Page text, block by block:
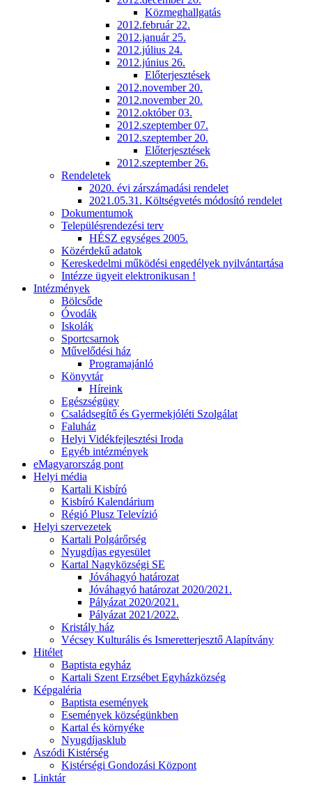
Közmeghallgatás
2012.február 22.
2012.január 25.
2012.július 24.
2012.június 26.
Előterjesztések
2012.november 20.
2012.november 20.
2012.október 03.
2012.szeptember 07.
2012.szeptember 20.
Előterjesztések
2012.szeptember 26.
Rendeletek
2020. évi zárszámadási rendelet
2021.05.31. Költségvetés módosító rendelet
Dokumentumok
Településrendezési terv
HÉSZ egységes 2005.
Közérdekű adatok
Kereskedelmi működési engedélyek nyilvántartása
Intézze ügyeit elektronikusan !
Intézmények
Bölcsőde
Óvodák
Iskolák
Sportcsarnok
Művelődési ház
Programajánló
Könyvtár
Híreink
Egészségügy
Családsegítő és Gyermekjóléti Szolgálat
Faluház
Helyi Vidékfejlesztési Iroda
Egyéb intézmények
eMagyarország pont
Helyi média
Kartali Kisbíró
Kisbíró Kalendárium
Régió Plusz Televízió
Helyi szervezetek
Kartali Polgárőrség
Nyugdíjas egyesület
Kartal Nagyközségi SE
Jóváhagyó határozat
Jóváhagyó határozat 2020/2021.
Pályázat 2020/2021.
Pályázat 2021/2022.
Kristály ház
Vécsey Kulturális és Ismeretterjesztő Alapítvány
Hitélet
Baptista egyház
Kartali Szent Erzsébet Egyházközség
Képgaléria
Baptista események
Események községünkben
Kartal és környéke
Nyugdíjasklub
Aszódi Kistérség
Kistérségi Gondozási Központ
Linktár